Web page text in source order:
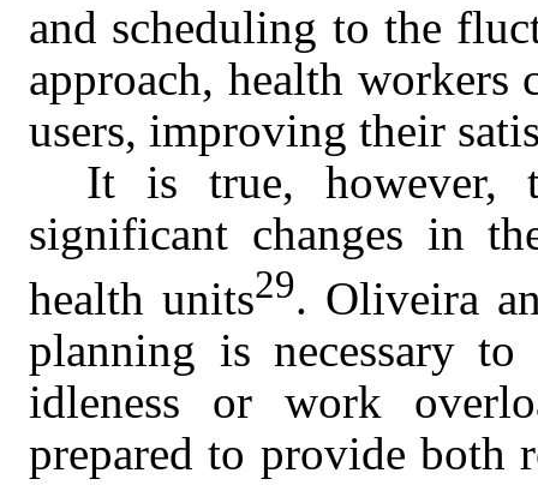
and scheduling to the
approach, health workers
users, improving their
It is true, however,
significant changes in
health units29. Oliveira
planning is necessary
idleness or work
prepared to provide both